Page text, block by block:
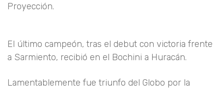
Proyección.
El último campeón, tras el debut con victoria frente
a Sarmiento, recibió en el Bochini a Huracán.
Lamentablemente fue triunfo del Globo por la